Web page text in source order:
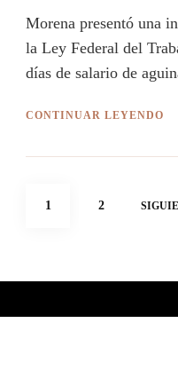
Morena presentó una
la Ley Federal del
días de salario de
CONTINUAR LEYENDO
Paginación
PÁGINA
1 PÁGINA
2